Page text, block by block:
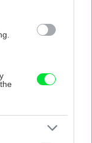
či dlaždice
Rekonštrukcia bytu